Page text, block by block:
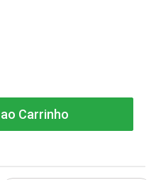
Carrinho